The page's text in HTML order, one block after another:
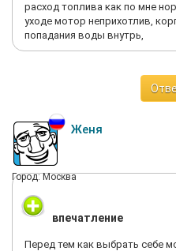
расход топлива как по мне
уходе мотор неприхотлив,
попадания воды внутрь,
Женя
Город: Москва
впечатление
Перед тем как выбрать себе